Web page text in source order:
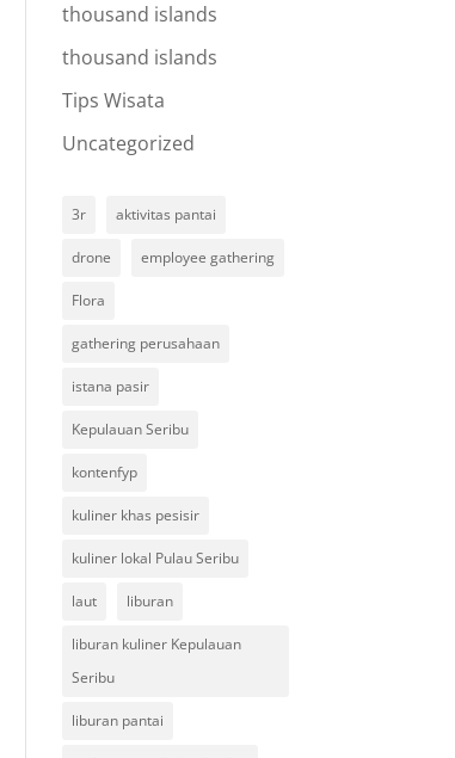
thousand islands
thousand islands
Tips Wisata
Uncategorized
3r aktivitas pantai
drone employee gathering
Flora
gathering perusahaan
istana pasir
Kepulauan Seribu
kontenfyp
kuliner khas pesisir
kuliner lokal Pulau Seribu
laut liburan
liburan kuliner Kepulauan
Seribu
liburan pantai